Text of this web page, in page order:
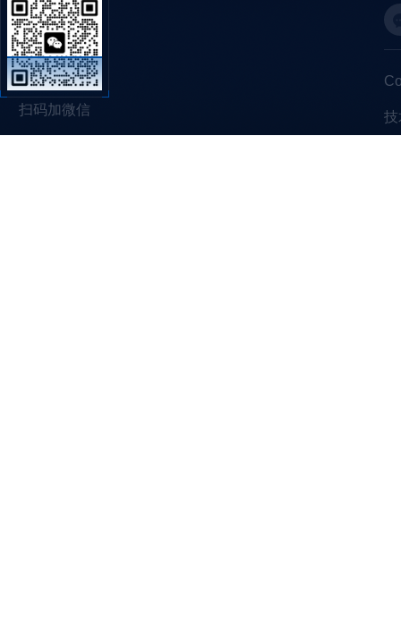
扫码加微信 技